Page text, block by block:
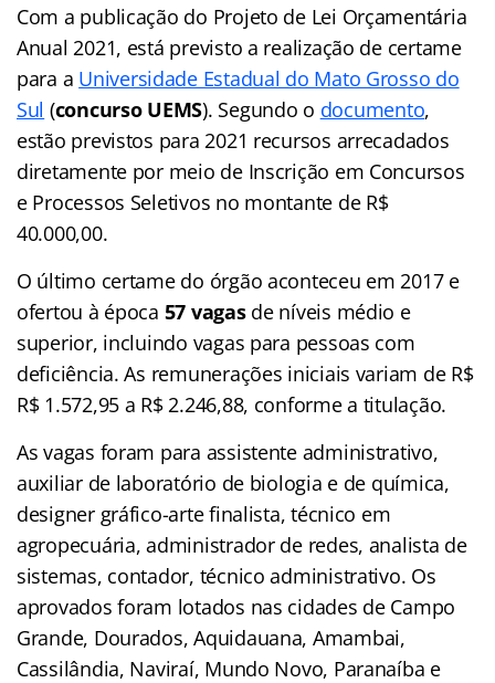
Com a publicação do Projeto de Lei Orçamentária
Anual 2021, está previsto a realização de certame
para a Universidade Estadual do Mato Grosso do
Sul (concurso UEMS). Segundo o documento,
estão previstos para 2021 recursos arrecadados
diretamente por meio de Inscrição em Concursos
e Processos Seletivos no montante de R$
40.000,00.
O último certame do órgão aconteceu em 2017 e
ofertou à época 57 vagasde níveis médio e
superior, incluindo vagas para pessoas com
deficiência. As remunerações iniciais variam de R$
R$ 1.572,95 a R$ 2.246,88, conforme a titulação.
As vagas foram para assistente administrativo,
auxiliar de laboratório de biologia e de química,
designer gráfico-arte finalista, técnico em
agropecuária, administrador de redes, analista de
sistemas, contador, técnico administrativo. Os
aprovados foram lotados nas cidades de Campo
Grande, Dourados, Aquidauana, Amambai,
Cassilândia, Naviraí, Mundo Novo, Paranaíba e